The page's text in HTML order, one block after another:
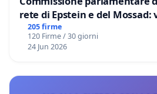
rete di Epstein e del
Files
205 firme
120 Firme / 30 giorni
24 Jun 2026